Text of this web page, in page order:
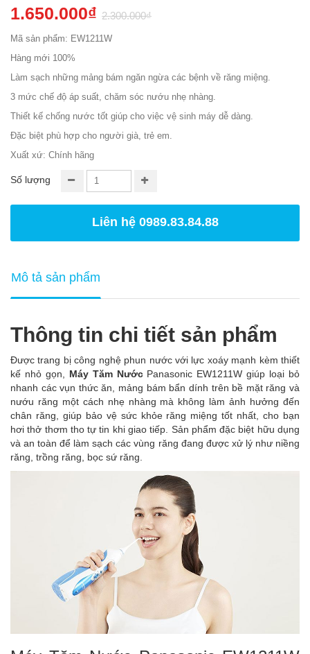
1.650.000₫ 2.300.000₫
Mã sản phẩm: EW1211W
Hàng mới 100%
Làm sạch những mảng bám ngăn ngừa các bệnh về răng miệng.
3 mức chế độ áp suất, chăm sóc nướu nhẹ nhàng.
Thiết kế chống nước tốt giúp cho việc vệ sinh máy dễ dàng.
Đặc biệt phù hợp cho người già, trẻ em.
Xuất xứ: Chính hãng
Số lượng
Liên hệ 0989.83.84.88
Mô tả sản phẩm
Thông tin chi tiết sản phẩm
Được trang bị công nghệ phun nước với lực xoáy mạnh kèm thiết
kế nhỏ gọn, Máy Tăm Nước Panasonic EW1211W giúp loại bỏ
nhanh các vụn thức ăn, mảng bám bẩn dính trên bề mặt răng và
nướu răng một cách nhẹ nhàng mà không làm ảnh hưởng đến
chân răng, giúp bảo vệ sức khỏe răng miệng tốt nhất, cho bạn
hơi thở thơm tho tự tin khi giao tiếp. Sản phẩm đặc biệt hữu dụng
và an toàn để làm sạch các vùng răng đang được xử lý như niềng
răng, trồng răng, bọc sứ răng.